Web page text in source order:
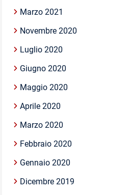
Marzo 2021
Novembre 2020
Luglio 2020
Giugno 2020
Maggio 2020
Aprile 2020
Marzo 2020
Febbraio 2020
Gennaio 2020
Dicembre 2019